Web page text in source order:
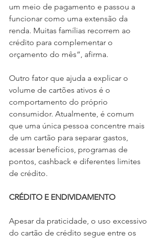
um meio de pagamento e passou a
funcionar como uma extensão da
renda. Muitas famílias recorrem ao
crédito para complementar o
orçamento do mês”, afirma.
Outro fator que ajuda a explicar o
volume de cartões ativos é o
comportamento do próprio
consumidor. Atualmente, é comum
que uma única pessoa concentre mais
de um cartão para separar gastos,
acessar benefícios, programas de
pontos, cashback e diferentes limites
de crédito.
CRÉDITO E ENDIVIDAMENTO
Apesar da praticidade, o uso excessivo
do cartão de crédito segue entre os